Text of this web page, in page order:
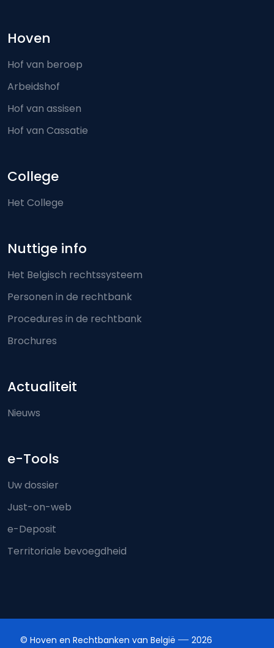
Hoven
Hof van beroep
Arbeidshof
Hof van assisen
Hof van Cassatie
College
Het College
Nuttige info
Het Belgisch rechtssysteem
Personen in de rechtbank
Procedures in de rechtbank
Brochures
Actualiteit
Nieuws
e-Tools
Uw dossier
Just-on-web
e-Deposit
Territoriale bevoegdheid
© Hoven en Rechtbanken van België 2026